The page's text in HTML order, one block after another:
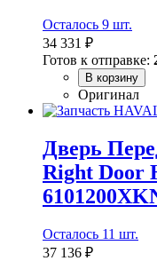
Осталось 9 шт.
34 331 ₽
Готов к отправке:
В корзину
Оригинал
Дверь
Right Door
Осталось 11 шт.
37 136 ₽